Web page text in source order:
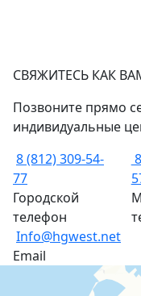
СВЯЖИТЕСЬ КАК
Позвоните прямо
индивидуальные
8 (812) 309-54-
77
Городской
телефон
Info@hgwest.net
Email